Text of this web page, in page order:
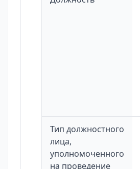
Тип должностного
лица,
уполномоченного
на проведение